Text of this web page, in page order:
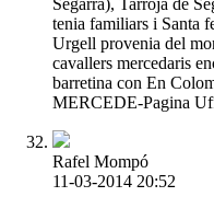
Segarra), Tarroja de
tenia familiars i Santa
Urgell provenia del
cavallers mercedaris
barretina con En
MERCEDE-Pagina
Rafel Mompó
11-03-2014 20:52